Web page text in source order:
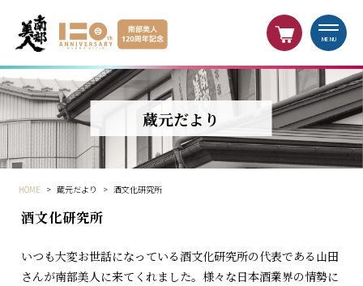
MENU
蔵元だより
HOME > 蔵元だより > 酒文化研究所
酒文化研究所
いつも大変お世話になっている酒文化研究所の代表である山田
さんが南部美人に来てくれました。様々な日本酒業界の情勢に